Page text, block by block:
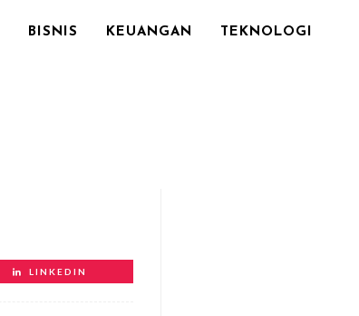
BISNIS KEUANGAN TEKNOLOGI
LINKEDIN